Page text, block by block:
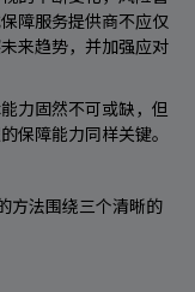
障服务提供商不应仅
来趋势，并加强应对
力固然不可或缺，但
保障能力同样关键。
方法围绕三个清晰的